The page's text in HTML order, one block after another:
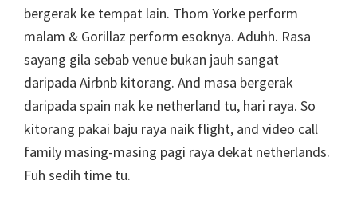
bergerak ke tempat lain. Thom Yorke perform
malam & Gorillaz perform esoknya. Aduhh. Rasa
sayang gila sebab venue bukan jauh sangat
daripada Airbnb kitorang. And masa bergerak
daripada spain nak ke netherland tu, hari raya. So
kitorang pakai baju raya naik flight, and video call
family masing-masing pagi raya dekat netherlands.
Fuh sedih time tu.